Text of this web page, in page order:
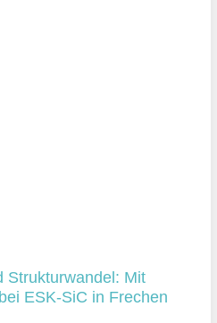
Strukturwandel: Mit
ESK-SiC in Frechen